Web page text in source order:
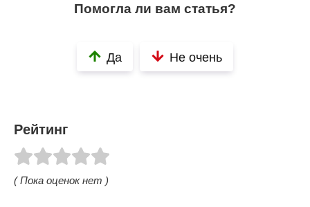
Помогла ли вам статья?
Да Не очень
Рейтинг
( Пока оценок нет )